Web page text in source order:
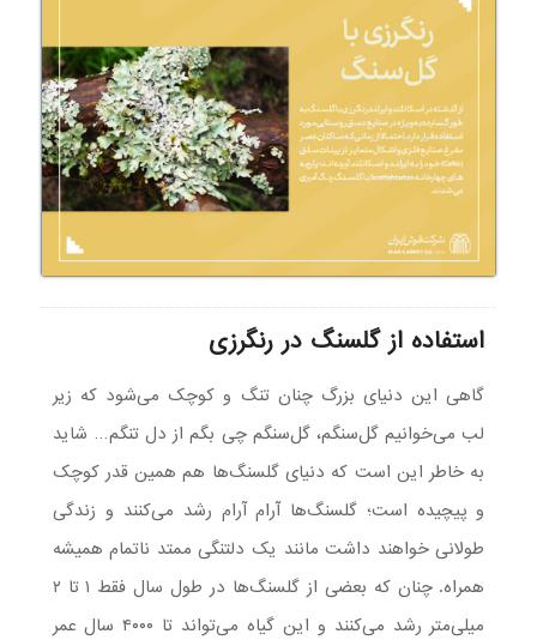
استفاده از گلسنگ در رنگرزی
گاهی این دنیای بزرگ چنان تنگ و کوچک می‌شود که زیر
لب می‌خوانیم گل‌سنگم، گل‌سنگم چی بگم از دل تنگم… شاید
به خاطر این است که دنیای گلسنگ‌ها هم همین قدر کوچک
و پیچیده است؛ گلسنگ‌ها آرام آرام رشد می‌کنند و زندگی
طولانی خواهند داشت مانند یک دلتنگی ممتد ناتمام همیشه
همراه. چنان که بعضی از گلسنگ‌ها در طول سال فقط ۱ تا ۲
میلی‌متر رشد می‌کنند و این گیاه می‌تواند تا ۴۰۰۰ سال عمر